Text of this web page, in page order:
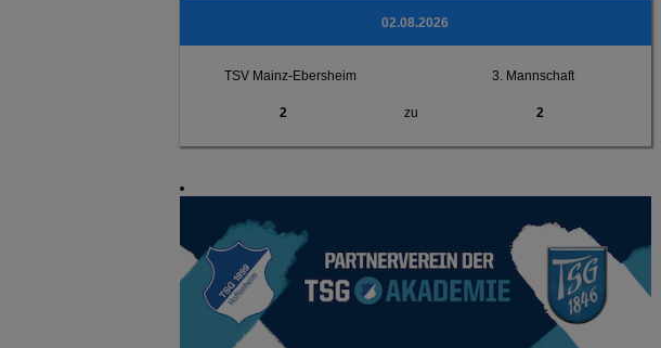
02.08.2026
TSV Mainz-Ebersheim 3. Mannschaft
2 zu 2